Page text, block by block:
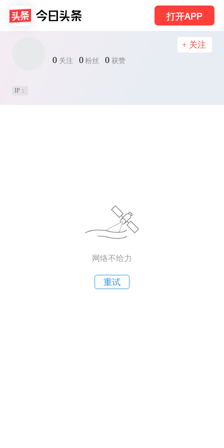
打开APP
0 关注 0 粉丝 0 获赞
+ 关注
IP：
网络不给力
重试